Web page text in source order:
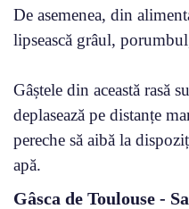
De asemenea, din
lipsească grâul,
Gâștele din această rasă
deplasează pe distanțe
pereche să aibă la
apă.
Gâsca de Toulouse -